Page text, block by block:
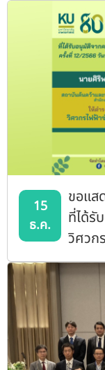
15
ธ.ค.
ขอแส
ที่ได้รั
วิศวก